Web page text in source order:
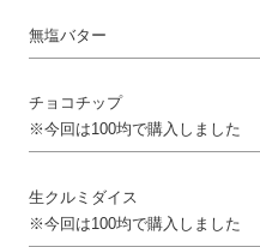
無塩バター
チョコチップ
※今回は100均で購入しました
生クルミダイス
※今回は100均で購入しました